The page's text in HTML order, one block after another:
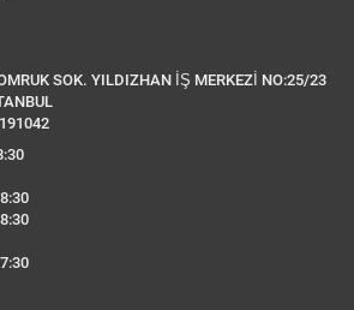
SOK. YILDIZHAN İŞ MERKEZİ NO:25/23